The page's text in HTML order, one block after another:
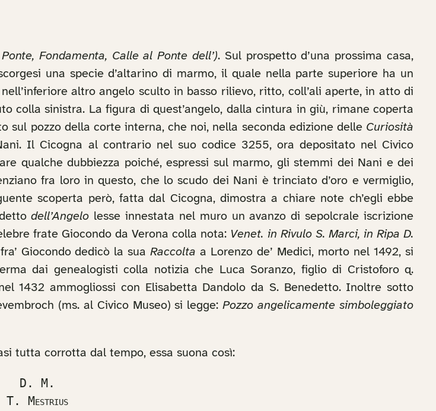
Fondamenta, Calle al Ponte dell’). Sul prospetto d’una prossima casa,
una specie d’altarino di marmo, il quale nella parte superiore ha un
altro angelo sculto in basso rilievo, ritto, coll’ali aperte, in atto di
colla sinistra. La figura di quest’angelo, dalla cintura in giù, rimane coperta
pozzo della corte interna, che noi, nella seconda edizione delle Curiosità
Il Cicogna al contrario nel suo codice 3255, ora depositato nel Civico
qualche dubbiezza poiché, espressi sul marmo, gli stemmi dei Nani e dei
fra loro in questo, che lo scudo dei Nani è trinciato d’oro e vermiglio,
scoperta però, fatta dal Cicogna, dimostra a chiare note ch’egli ebbe
dettodell’Angelo lesse innestata nel muro un avanzo di sepolcrale iscrizione
frate Giocondo da Verona colla nota: Venet. in Rivulo S. Marci, in Ripa D.
Giocondo dedicò la suaRaccolta a Lorenzo de’ Medici, morto nel 1492, si
dai genealogisti colla notizia che Luca Soranzo, figlio di Cristoforo q.
1432 ammogliossi con Elisabetta Dandolo da S. Benedetto. Inoltre sotto
(ms. al Civico Museo) si legge:Pozzo angelicamente simboleggiato
tutta corrotta dal tempo, essa suona così:
D. M.
T. Mestrius